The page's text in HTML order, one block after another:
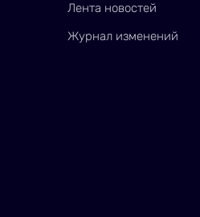
Лента новостей
Журнал изменений